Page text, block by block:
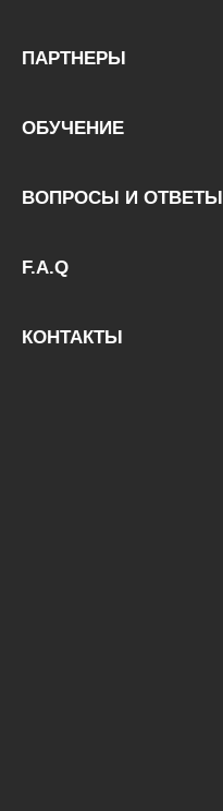
ПАРТНЕРЫ
ОБУЧЕНИЕ
ВОПРОСЫ И ОТВЕТЫ
F.A.Q
КОНТАКТЫ